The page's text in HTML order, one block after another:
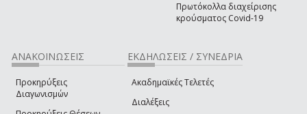
Πρωτόκολλα διαχείρισης
κρούσματος Covid-19
ΑΝΑΚΟΙΝΩΣΕΙΣ
Προκηρύξεις
Διαγωνισμών
ΕΚΔΗΛΩΣΕΙΣ / ΣΥΝΕΔΡΙΑ
Ακαδημαϊκές Τελετές
Διαλέξεις